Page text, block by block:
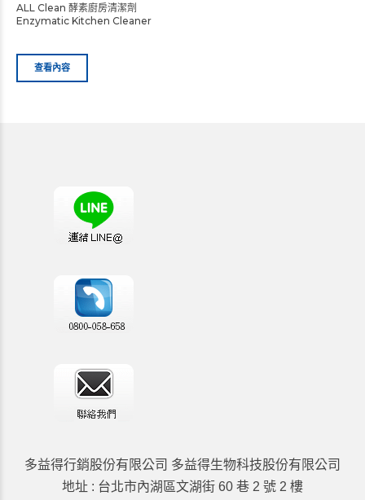
ALL Clean 酵素廚房清潔劑
Enzymatic Kitchen Cleaner
查看內容
多益得行銷股份有限公司 多益得生物科技股份有限公司
地址 : 台北市內湖區文湖街 60 巷 2 號 2 樓